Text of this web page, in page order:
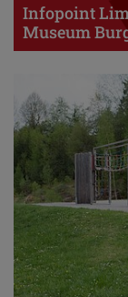
Infopoint
Museum